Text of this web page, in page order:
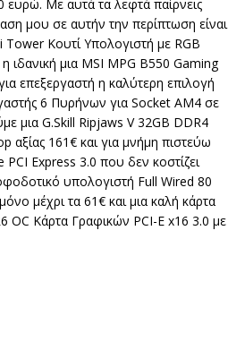
ευρώ. Με αυτά τα λεφτά παίρνεις
μου σε αυτήν την περίπτωση είναι
Κουτί Υπολογιστή με RGB
ιδανική μια MSI MPG B550 Gaming
επεξεργαστή η καλύτερη επιλογή
6 Πυρήνων για Socket AM4 σε
μια G.Skill Ripjaws V 32GB DDR4
αξίας 161€ και για μνήμη πιστεύω
Express 3.0 που δεν κοστίζει
υπολογιστή Full Wired 80
μέχρι τα 61€ και μια καλή κάρτα
OC Κάρτα Γραφικών PCI-E x16 3.0 με